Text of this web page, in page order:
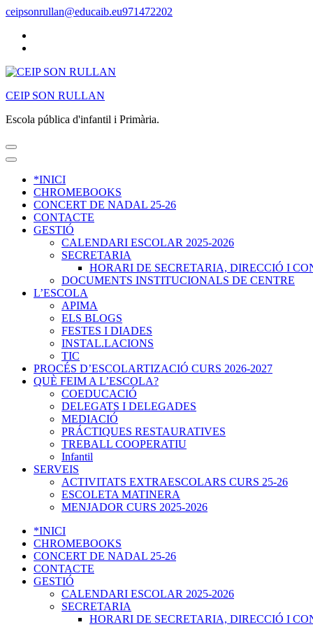
Saltar
contenido
(presiona
tecla
ceipsonrullan@educaib.eu971472202
CEIP SON RULLAN
Escola pública d'infantil i Primària.
*INICI
CHROMEBOOKS
CONCERT DE NADAL 25-26
CONTACTE
GESTIÓ
CALENDARI ESCOLAR 2025-2026
SECRETARIA
HORARI DE SECRETARIA, DIRECCIÓ I
DOCUMENTS INSTITUCIONALS DE CENTRE
L’ESCOLA
APIMA
ELS BLOGS
FESTES I DIADES
INSTAL.LACIONS
TIC
PROCÉS D’ESCOLARTIZACIÓ CURS 2026-2027
QUÈ FEIM A L’ESCOLA?
COEDUCACIÓ
DELEGATS I DELEGADES
MEDIACIÓ
PRÁCTIQUES RESTAURATIVES
TREBALL COOPERATIU
Infantil
SERVEIS
ACTIVITATS EXTRAESCOLARS CURS 25-26
ESCOLETA MATINERA
MENJADOR CURS 2025-2026
*INICI
CHROMEBOOKS
CONCERT DE NADAL 25-26
CONTACTE
GESTIÓ
CALENDARI ESCOLAR 2025-2026
SECRETARIA
HORARI DE SECRETARIA, DIRECCIÓ I